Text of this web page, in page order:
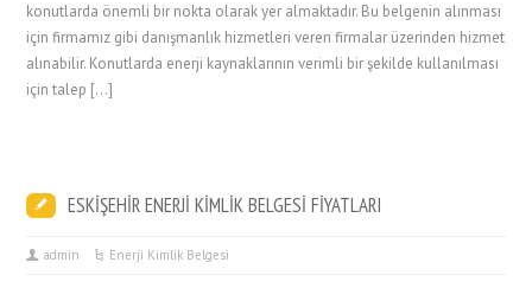
konutlarda önemli bir nokta olarak yer almaktadır. Bu belgenin alınması
için firmamız gibi danışmanlık hizmetleri veren firmalar üzerinden hizmet
alınabilir. Konutlarda enerji kaynaklarının verimli bir şekilde kullanılması
için talep […]
ESKİŞEHİR ENERJİ KİMLİK BELGESİ FİYATLARI
admin Enerji Kimlik Belgesi